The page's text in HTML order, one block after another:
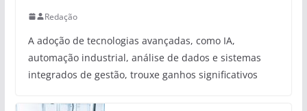
Redação
A adoção de tecnologias avançadas, como IA,
automação industrial, análise de dados e sistemas
integrados de gestão, trouxe ganhos significativos